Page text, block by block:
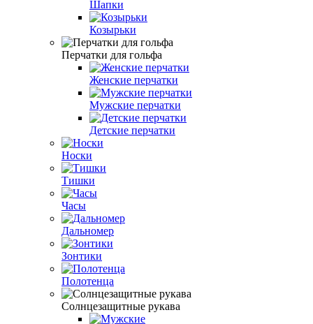
Шапки
Козырьки
Перчатки для гольфа
Женские перчатки
Мужские перчатки
Детские перчатки
Носки
Тишки
Часы
Дальномер
Зонтики
Полотенца
Солнцезащитные рукава